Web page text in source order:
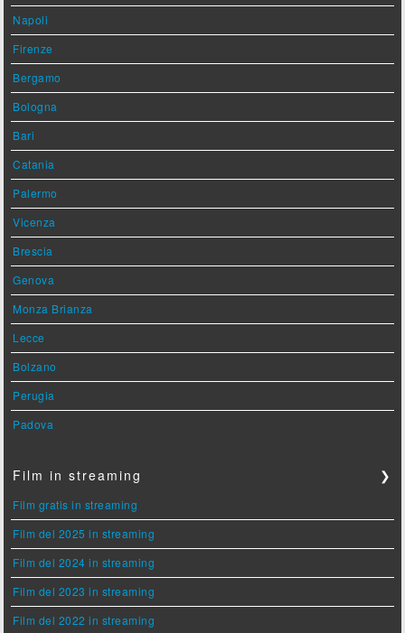
Napoli
Firenze
Bergamo
Bologna
Bari
Catania
Palermo
Vicenza
Brescia
Genova
Monza Brianza
Lecce
Bolzano
Perugia
Padova
Film in streaming ❯
Film gratis in streaming
Film del 2025 in streaming
Film del 2024 in streaming
Film del 2023 in streaming
Film del 2022 in streaming